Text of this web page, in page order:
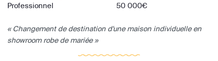
Professionnel
50 000€
« Changement de destination d'une maison individuelle en
showroom robe de mariée »